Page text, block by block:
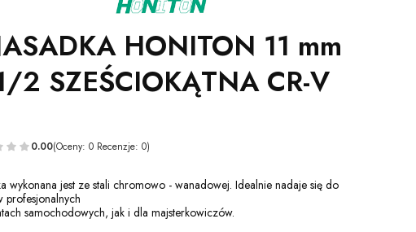
HONITON 11 mm
2 SZEŚCIOKĄTNA CR-V
0.00(Oceny: 0 Recenzje: 0)
wykonana jest ze stali chromowo - wanadowej. Idealnie nadaje się do
profesjonalnych
samochodowych, jak i dla majsterkowiczów.